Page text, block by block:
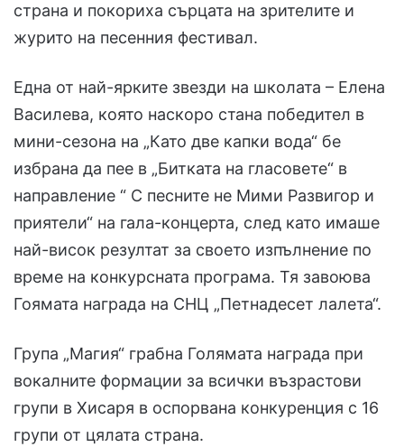
страна и покориха сърцата на зрителите и
журито на песенния фестивал.
Една от най-ярките звезди на школата – Елена
Василева, която наскоро стана победител в
мини-сезона на „Като две капки вода“ бе
избрана да пее в „Битката на гласовете“ в
направление “ С песните не Мими Развигор и
приятели“ на гала-концерта, след като имаше
най-висок резултат за своето изпълнение по
време на конкурсната програма. Тя завоюва
Гоямата награда на СНЦ „Петнадесет лалета“.
Група „Магия“ грабна Голямата награда при
вокалните формации за всички възрастови
групи в Хисаря в оспорвана конкуренция с 16
групи от цялата страна.